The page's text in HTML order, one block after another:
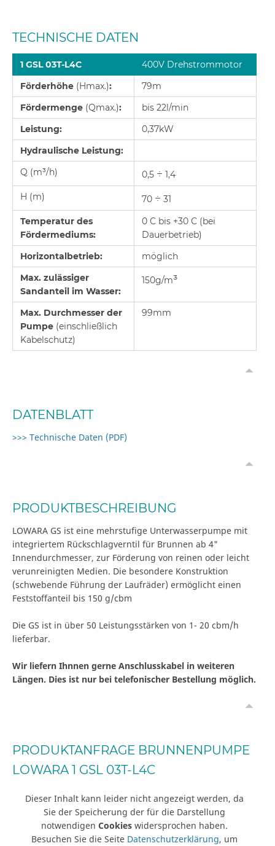
TECHNISCHE DATEN
1 GSL 03T-L4C
400V Drehstrommotor
Förderhöhe (Hmax.):
79m
Fördermenge (Qmax.):
bis 22l/min
Leistung:
0,37kW
Hydraulische Leistung:
Q (m³/h)
0,5 ÷ 1,4
H (m)
70 ÷ 31
Temperatur des
Fördermediums:
0 C bis +30 C (bei
Dauerbetrieb)
Horizontalbetrieb:
möglich
Max. zulässiger
Sandanteil im Wasser:
150g/m³
Max. Durchmesser der
Pumpe (einschließlich
Kabelschutz)
99mm
DATENBLATT
>>> Technische Daten (PDF)
PRODUKTBESCHREIBUNG
LOWARA GS ist eine mehrstufige Unterwasserpumpe mit
integriertem Rückschlagverntil für Brunnen ab 4"
Innendurchmesser, zur Förderung von reinen oder leicht
verunreinigten Medien. Die besondere Konstruktion
(schwebende Führung der Laufräder) ermöglicht einen
Feststoffanteil bis 150 g/cbm
Die GS ist in über 50 Leistungsstärken von 1- 20 cbm/h
lieferbar.
Wir liefern Ihnnen gerne Anschlusskabel in weiteren
Längen. Dies ist nur bei telefonischer Bestellung möglich.
PRODUKTANFRAGE BRUNNENPUMPE
LOWARA 1 GSL 03T-L4C
Dieser Inhalt kann leider nicht angezeigt werden, da
Sie der Speicherung der für die Darstellung
notwendigen Cookies widersprochen haben.
Besuchen Sie die Seite Datenschutzerklärung, um